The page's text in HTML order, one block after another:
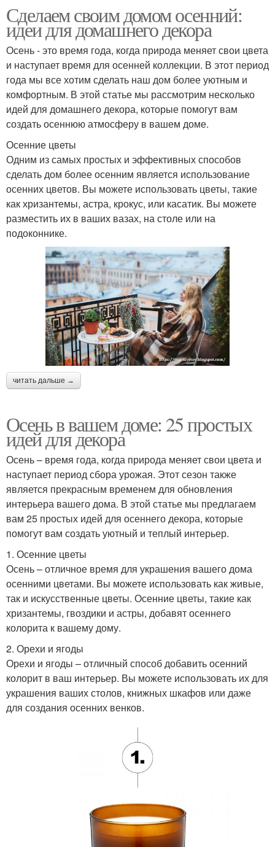
Сделаем своим домом осенний:
идеи для домашнего декора
Осень - это время года, когда природа меняет свои цвета
и наступает время для осенней коллекции. В этот период
года мы все хотим сделать наш дом более уютным и
комфортным. В этой статье мы рассмотрим несколько
идей для домашнего декора, которые помогут вам
создать осеннюю атмосферу в вашем доме.
Осенние цветы
Одним из самых простых и эффективных способов
сделать дом более осенним является использование
осенних цветов. Вы можете использовать цветы, такие
как хризантемы, астра, крокус, или касатик. Вы можете
разместить их в ваших вазах, на столе или на
подоконнике.
читать дальше →
Осень в вашем доме: 25 простых
идей для декора
Осень – время года, когда природа меняет свои цвета и
наступает период сбора урожая. Этот сезон также
является прекрасным временем для обновления
интерьера вашего дома. В этой статье мы предлагаем
вам 25 простых идей для осеннего декора, которые
помогут вам создать уютный и теплый интерьер.
1. Осенние цветы
Осень – отличное время для украшения вашего дома
осенними цветами. Вы можете использовать как живые,
так и искусственные цветы. Осенние цветы, такие как
хризантемы, гвоздики и астры, добавят осеннего
колорита к вашему дому.
2. Орехи и ягоды
Орехи и ягоды – отличный способ добавить осенний
колорит в ваш интерьер. Вы можете использовать их для
украшения ваших столов, книжных шкафов или даже
для создания осенних венков.